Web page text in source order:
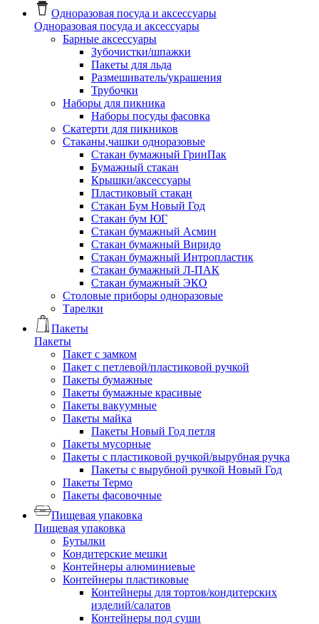
Одноразовая посуда и аксессуары
Одноразовая посуда и аксессуары
Барные аксессуары
Зубочистки/шпажки
Пакеты для льда
Размешиватель/украшения
Трубочки
Наборы для пикника
Наборы посуды фасовка
Скатерти для пикников
Стаканы,чашки одноразовые
Cтакан бумажный ГринПак
Бумажный стакан
Крышки/аксессуары
Пластиковый стакан
Стакан Бум Новый Год
Стакан бум ЮГ
Стакан бумажный Асмин
Стакан бумажный Виридо
Стакан бумажный Интропластик
Стакан бумажный Л-ПАК
Стакан бумажный ЭКО
Столовые приборы одноразовые
Тарелки
Пакеты
Пакеты
Пакет с замком
Пакет с петлевой/пластиковой ручкой
Пакеты бумажные
Пакеты бумажные красивые
Пакеты вакуумные
Пакеты майка
Пакеты Новый Год петля
Пакеты мусорные
Пакеты с пластиковой ручкой/вырубная ручка
Пакеты с вырубной ручкой Новый Год
Пакеты Термо
Пакеты фасовочные
Пищевая упаковка
Пищевая упаковка
Бутылки
Кондитерские мешки
Контейнеры алюминиевые
Контейнеры пластиковые
Контейнеры для тортов/кондитерских
изделий/салатов
Контейнеры под суши